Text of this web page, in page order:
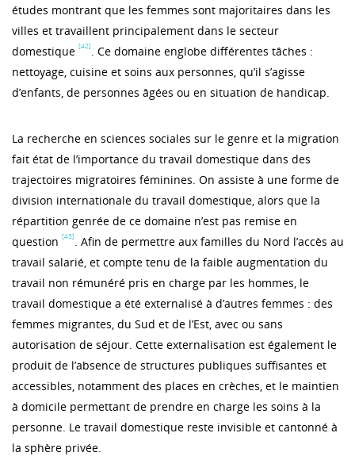
études montrant que les femmes sont majoritaires dans les
villes et travaillent principalement dans le secteur
domestique [42] . Ce domaine englobe différentes tâches :
nettoyage, cuisine et soins aux personnes, qu’il s’agisse
d’enfants, de personnes âgées ou en situation de handicap.
La recherche en sciences sociales sur le genre et la migration
fait état de l’importance du travail domestique dans des
trajectoires migratoires féminines. On assiste à une forme de
division internationale du travail domestique, alors que la
répartition genrée de ce domaine n’est pas remise en
question [43] . Afin de permettre aux familles du Nord l’accès au
travail salarié, et compte tenu de la faible augmentation du
travail non rémunéré pris en charge par les hommes, le
travail domestique a été externalisé à d’autres femmes : des
femmes migrantes, du Sud et de l’Est, avec ou sans
autorisation de séjour. Cette externalisation est également le
produit de l’absence de structures publiques suffisantes et
accessibles, notamment des places en crèches, et le maintien
à domicile permettant de prendre en charge les soins à la
personne. Le travail domestique reste invisible et cantonné à
la sphère privée.